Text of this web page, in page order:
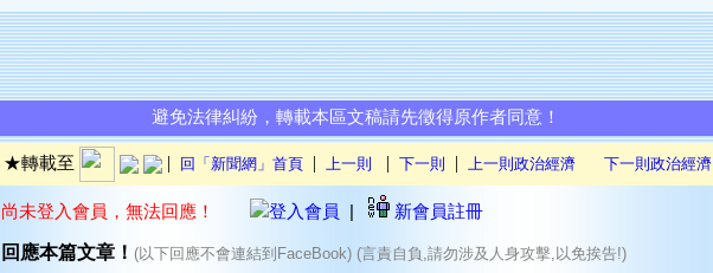
避免法律糾紛，轉載本區文稿請先徵得原作者同意！
★轉載至 | 回「新聞網」首頁 | 上一則 | 下一則 | 上一則政治經濟 下一則政治經濟
尚未登入會員，無法回應！ 登入會員 | 新會員註冊
回應本篇文章！ (以下回應不會連結到FaceBook) (言責自負,請勿涉及人身攻擊,以免挨告!)